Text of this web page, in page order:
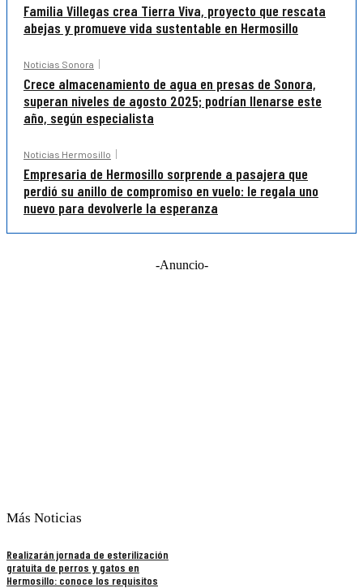
Familia Villegas crea Tierra Viva, proyecto que rescata
abejas y promueve vida sustentable en Hermosillo
Noticias Sonora
Crece almacenamiento de agua en presas de Sonora,
superan niveles de agosto 2025; podrían llenarse este
año, según especialista
Noticias Hermosillo
Empresaria de Hermosillo sorprende a pasajera que
perdió su anillo de compromiso en vuelo: le regala uno
nuevo para devolverle la esperanza
-Anuncio-
Más Noticias
Realizarán jornada de esterilización
gratuita de perros y gatos en
Hermosillo: conoce los requisitos